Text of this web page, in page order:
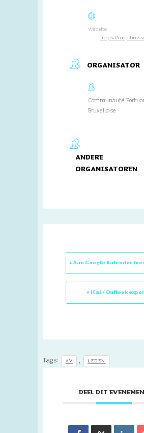
Website
https://
ORGANISATOR
Communauté
Bruxelloise
ANDERE
ORGANISATOREN
+ Aan Google Kalender
+ iCal / Outlook
Tags: AV , LEDEN
DEEL DIT